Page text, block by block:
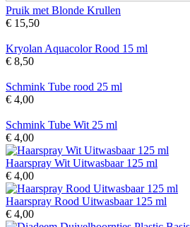
Pruik met Blonde Krullen
€ 15,50
Kryolan Aquacolor Rood 15 ml
€ 8,50
Schmink Tube rood 25 ml
€ 4,00
Schmink Tube Wit 25 ml
€ 4,00
Haarspray Wit Uitwasbaar 125 ml
€ 4,00
Haarspray Rood Uitwasbaar 125 ml
€ 4,00